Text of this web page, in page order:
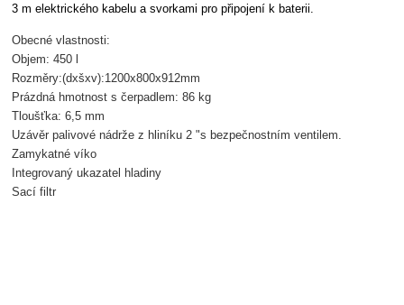
3 m elektrického kabelu a svorkami pro připojení k baterii.
Obecné vlastnosti:
Objem: 450 l
Rozměry:(dxšxv):1200x800x912mm
Prázdná hmotnost s čerpadlem: 86 kg
Tloušťka: 6,5 mm
Uzávěr palivové nádrže z hliníku 2 "s bezpečnostním ventilem.
Zamykatné víko
Integrovaný ukazatel hladiny
Sací filtr